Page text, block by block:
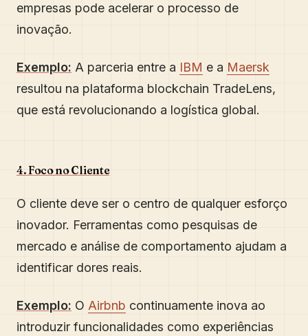
empresas pode acelerar o processo de
inovação.
Exemplo: A parceria entre a IBM e a Maersk
resultou na plataforma blockchain TradeLens,
que está revolucionando a logística global.
4. Foco no Cliente
O cliente deve ser o centro de qualquer esforço
inovador. Ferramentas como pesquisas de
mercado e análise de comportamento ajudam a
identificar dores reais.
Exemplo: O Airbnb continuamente inova ao
introduzir funcionalidades como experiências